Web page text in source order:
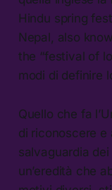
Hindu spring
Nepal, also
the “festival of
modi di definire
Quello che fa
di riconoscere e
salvaguardia
un’eredità che